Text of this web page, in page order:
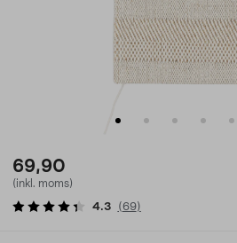
69,90
(inkl. moms)
4.3 (69)